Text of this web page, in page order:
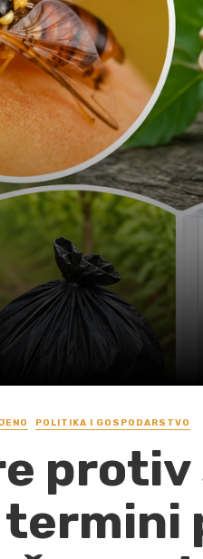
POLITIKA I GOSPODARSTVO